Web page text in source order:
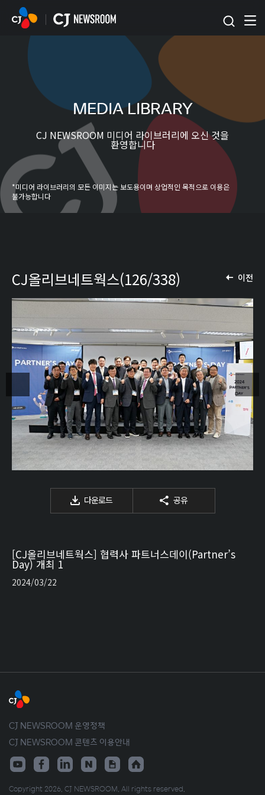
본문 바로가기
MEDIA LIBRARY
CJ NEWSROOM 미디어 라이브러리에 오신 것을
환영합니다
*미디어 라이브러리의 모든 이미지는 보도용이며 상업적인 목적으로 이용은
불가능합니다
이전
CJ올리브네트웍스(126/338)
다운로드 공유
[CJ올리브네트웍스] 협력사 파트너스데이(Partner’s
Day) 개최 1
2024/03/22
CJ NEWSROOM 운영정책
CJ NEWSROOM 콘텐츠 이용안내
Copyright 2026. CJ NEWSROOM. All rights reserved.